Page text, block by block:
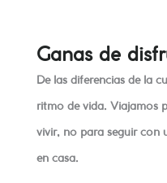
Ganas de
De las diferencias de la
ritmo de vida. Viajamos
vivir, no para seguir con
en casa.